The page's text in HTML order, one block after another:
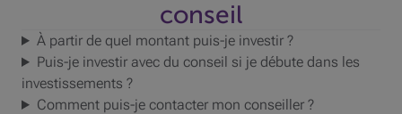
conseil
À partir de quel montant puis-je investir ?
Puis-je investir avec du conseil si je débute dans les
investissements ?
Comment puis-je contacter mon conseiller ?